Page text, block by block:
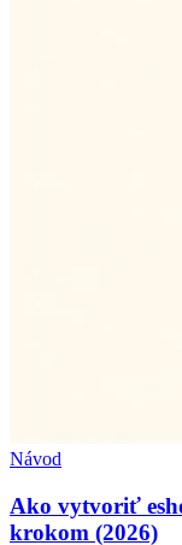
Návod
Ako vytvoriť
krokom (2026)